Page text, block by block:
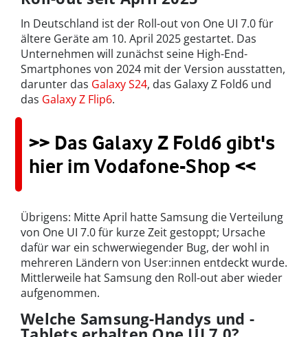
In Deutschland ist der Roll-out von One UI 7.0 für
ältere Geräte am 10. April 2025 gestartet. Das
Unternehmen will zunächst seine High-End-
Smartphones von 2024 mit der Version ausstatten,
darunter das Galaxy S24, das Galaxy Z Fold6 und
das Galaxy Z Flip6.
>> Das Galaxy Z Fold6 gibt's
hier im Vodafone-Shop <<
Übrigens: Mitte April hatte Samsung die Verteilung
von One UI 7.0 für kurze Zeit gestoppt; Ursache
dafür war ein schwerwiegender Bug, der wohl in
mehreren Ländern von User:innen entdeckt wurde.
Mittlerweile hat Samsung den Roll-out aber wieder
aufgenommen.
Welche Samsung-Handys und -